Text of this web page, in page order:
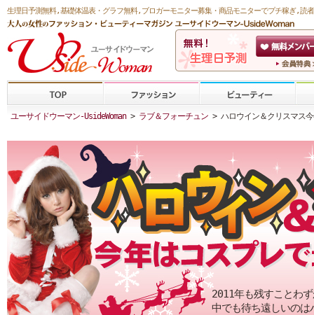
生理日予測無料,基礎体温表・グラフ無料,ブロガーモニター募集・商品モニターでプチ稼ぎ,読者
ユーサイドウーマン-UsideWoman> ラブ＆フォーチュン > ハロウイン＆クリスマス
2011年も残すことわ
中でも待ち遠しいの